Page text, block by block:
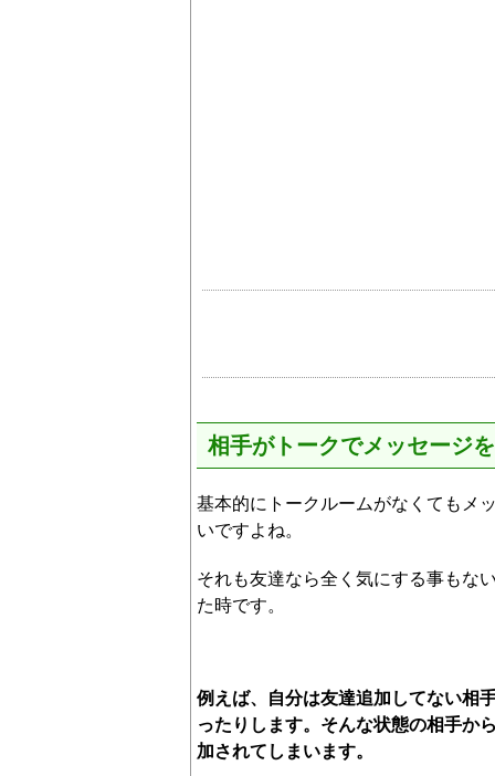
相手がトークでメッセージ
基本的にトークルームがなくてもメ
いですよね。
それも友達なら全く気にする事もな
た時です。
例えば、自分は友達追加してない相
ったりします。そんな状態の相手か
加されてしまいます。